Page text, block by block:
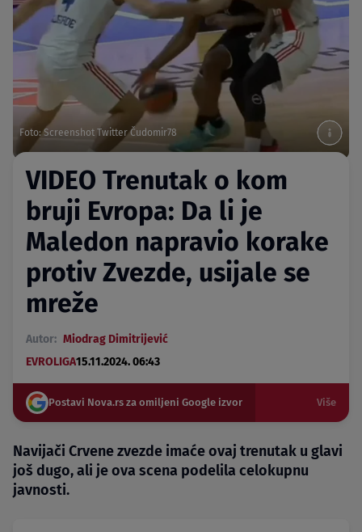
Foto: Screenshot Twitter Čudomir78
VIDEO Trenutak o kom
bruji Evropa: Da li je
Maledon napravio korake
protiv Zvezde, usijale se
mreže
Autor: Miodrag Dimitrijević
EVROLIGA15.11.2024. 06:43
Postavi Nova.rs za omiljeni Google izvor Više
Navijači Crvene zvezde imaće ovaj trenutak u glavi
još dugo, ali je ova scena podelila celokupnu
javnosti.